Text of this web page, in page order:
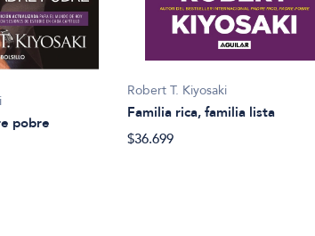
pobre
Robert T. Kiyosaki
Familia rica, familia lista
$36.699